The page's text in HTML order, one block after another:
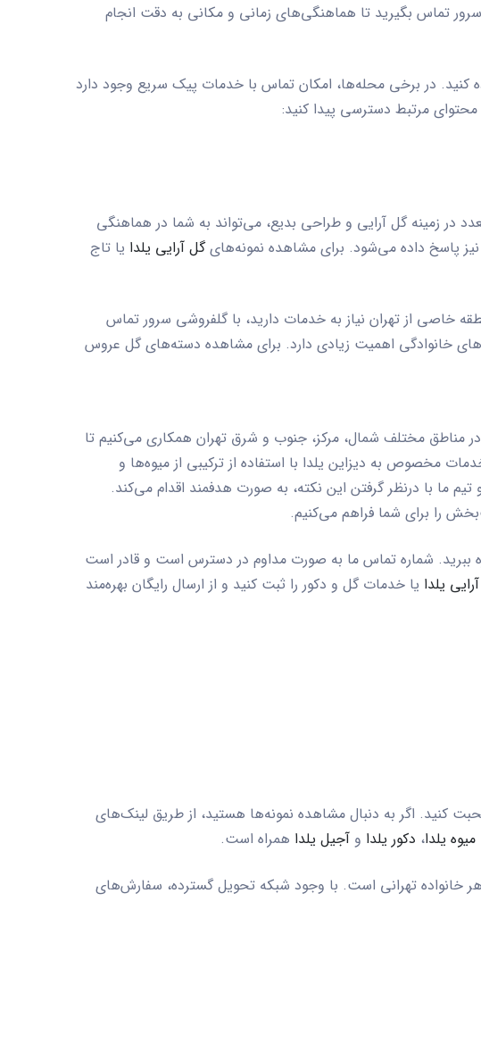
تماس بگیرید تا هماهنگی‌های زمانی و مکانی به دقت انجام
کنید. در برخی محله‌ها، امکان تماس با خدمات پیک سریع وجود دارد
مرتبط دسترسی پیدا کنید:
در زمینهگل آرایی و طراحی بدیع، می‌تواند به شما در هماهنگی
پاسخ داده می‌شود. برای مشاهده نمونه‌هایگل آرایی یلدا یا تاج
خاصی از تهران نیاز به خدمات دارید، با گلفروشی سرور تماس
خانوادگی اهمیت زیادی دارد. برای مشاهده دسته‌های گل عروس
مناطق مختلف شمال، مرکز، جنوب و شرق تهران همکاری می‌کنیم تا
خدمات مخصوص به دیزاین یلدا با استفاده از ترکیبی از میوه‌ها و
ما با درنظر گرفتن این نکته، به صورت هدفمند اقدام می‌کند.
را برای شما فراهم می‌کنیم.
ببرید. شماره تماس ما به صورت مداوم در دسترس است و قادر است
یلدا یا خدمات گل و دکور را ثبت کنید و از ارسال رایگان بهره‌مند
با بودجه شما صحبت کنید. اگر به دنبال مشاهده نمونه‌ها هستید، از طریق لینک‌های
میوه یلدا، دکور یلدا وآجیل یلدا همراه است.
هر خانواده تهرانی است. با وجود شبکه تحویل گسترده، سفارش‌های